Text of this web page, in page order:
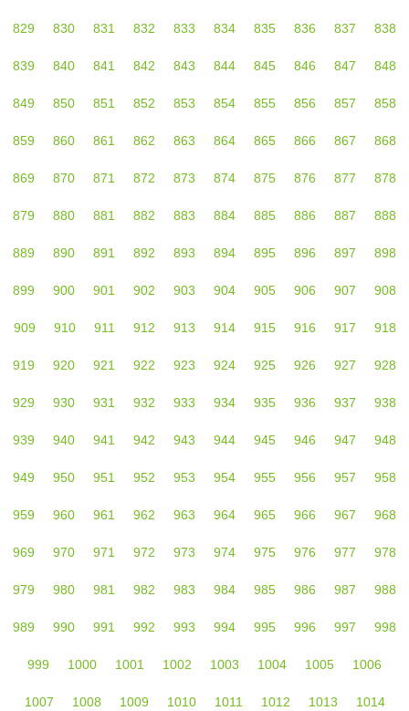
829 830 831 832 833 834 835 836 837 838
839 840 841 842 843 844 845 846 847 848
849 850 851 852 853 854 855 856 857 858
859 860 861 862 863 864 865 866 867 868
869 870 871 872 873 874 875 876 877 878
879 880 881 882 883 884 885 886 887 888
889 890 891 892 893 894 895 896 897 898
899 900 901 902 903 904 905 906 907 908
909 910 911 912 913 914 915 916 917 918
919 920 921 922 923 924 925 926 927 928
929 930 931 932 933 934 935 936 937 938
939 940 941 942 943 944 945 946 947 948
949 950 951 952 953 954 955 956 957 958
959 960 961 962 963 964 965 966 967 968
969 970 971 972 973 974 975 976 977 978
979 980 981 982 983 984 985 986 987 988
989 990 991 992 993 994 995 996 997 998
999 1000 1001 1002 1003 1004 1005 1006
1007 1008 1009 1010 1011 1012 1013 1014